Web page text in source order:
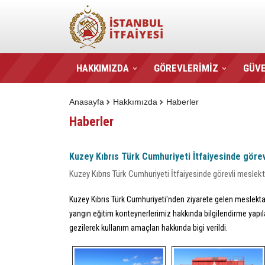
HAKKIMIZDA GÖREVLERİMİZ
Haberler
Hakkımızda
Anasayfa
Haberler
Kuzey Kıbrıs Türk Cumhuriyeti İtfaiyesinde
Kuzey Kıbrıs Türk Cumhuriyeti İtfaiyesinde görevli
Kuzey Kıbrıs Türk Cumhuriyeti'nden ziyarete gelen
yangın eğitim konteynerlerimiz hakkında bilgilendirme
gezilerek kullanım amaçları hakkında bigi verildi.